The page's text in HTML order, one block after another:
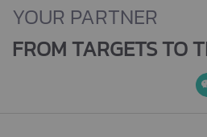
YOUR PARTNER
FROM TARGETS TO